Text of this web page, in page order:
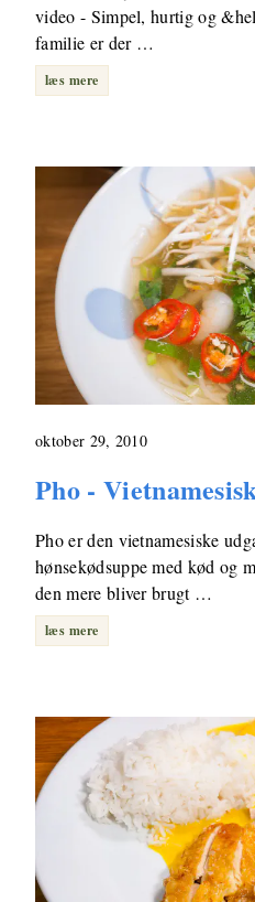
video - Simpel, hurtig og
familie er der …
læs mere
oktober 29, 2010
Pho -
Pho er den vietnamesiske
hønsekødsuppe med kød og
den mere bliver brugt …
læs mere